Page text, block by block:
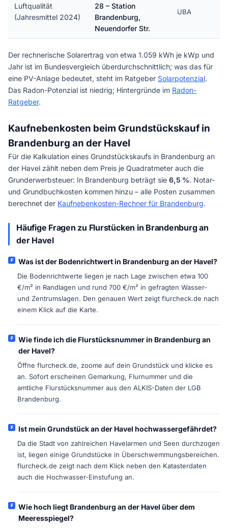
Luftqualität
(Jahresmittel 2024)
28 – Station
Brandenburg,
Neuendorfer Str.
UBA
Der rechnerische Solarertrag von etwa 1.059 kWh je kWp und
Jahr ist im Bundesvergleich überdurchschnittlich; was das für
eine PV-Anlage bedeutet, steht im Ratgeber Solarpotenzial.
Das Radon-Potenzial ist niedrig; Hintergründe im Radon-
Ratgeber.
Kaufnebenkosten beim Grundstückskauf in
Brandenburg an der Havel
Für die Kalkulation eines Grundstückskaufs in Brandenburg an
der Havel zählt neben dem Preis je Quadratmeter auch die
Grunderwerbsteuer: In Brandenburg beträgt sie 6,5 %. Notar-
und Grundbuchkosten kommen hinzu – alle Posten zusammen
berechnet der Kaufnebenkosten-Rechner für Brandenburg.
Häufige Fragen zu Flurstücken in Brandenburg an
der Havel
Was ist der Bodenrichtwert in Brandenburg an der Havel?
Die Bodenrichtwerte liegen je nach Lage zwischen etwa 100
€/m² in Randlagen und rund 700 €/m² in gefragten Wasser-
und Zentrumslagen. Den genauen Wert zeigt flurcheck.de nach
einem Klick auf die Karte.
Wie finde ich die Flurstücksnummer in Brandenburg an
der Havel?
Öffne flurcheck.de, zoome auf dein Grundstück und klicke es
an. Sofort erscheinen Gemarkung, Flurnummer und die
amtliche Flurstücksnummer aus den ALKIS-Daten der LGB
Brandenburg.
Ist mein Grundstück an der Havel hochwassergefährdet?
Da die Stadt von zahlreichen Havelarmen und Seen durchzogen
ist, liegen einige Grundstücke in Überschwemmungsbereichen.
flurcheck.de zeigt nach dem Klick neben den Katasterdaten
auch die Hochwasser-Einstufung an.
Wie hoch liegt Brandenburg an der Havel über dem
Meeresspiegel?